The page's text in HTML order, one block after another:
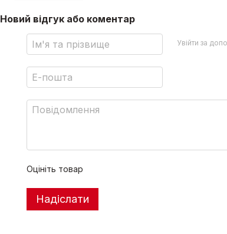
Новий відгук або коментар
Увійти за
Оцініть товар
Надіслати